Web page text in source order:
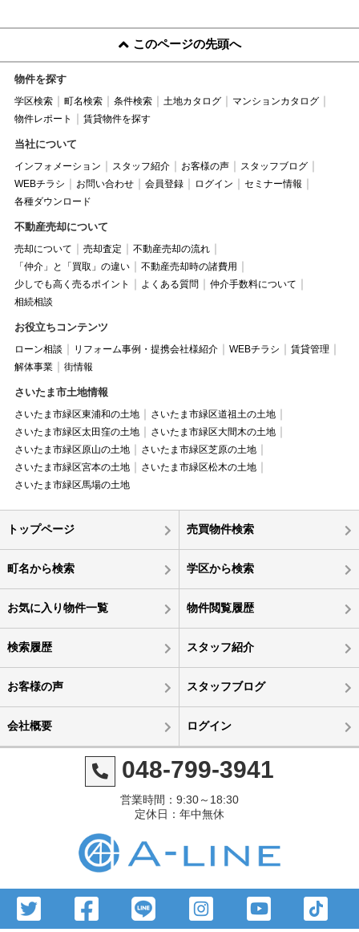
このページの先頭へ
物件を探す
学区検索 町名検索 条件検索 土地カタログ
マンションカタログ
物件レポート
賃貸物件を探す
当社について
インフォメーション スタッフ紹介 お客様の声
スタッフブログ
WEBチラシ
お問い合わせ 会員登録 ログイン
セミナー情報
各種ダウンロード
不動産売却について
売却について 売却査定
不動産売却の流れ
「仲介」と「買取」の違い
不動産売却時の諸費用
少しでも高く売るポイント
よくある質問
仲介手数料について
相続相談
お役立ちコンテンツ
ローン相談 リフォーム事例・提携会社様紹介 WEBチラシ
賃貸管理
解体事業
街情報
さいたま市土地情報
さいたま市緑区東浦和の土地
さいたま市緑区道祖土の土地
さいたま市緑区太田窪の土地
さいたま市緑区大間木の土地
さいたま市緑区原山の土地
さいたま市緑区芝原の土地
さいたま市緑区宮本の土地
さいたま市緑区松木の土地
さいたま市緑区馬場の土地
トップページ 売買物件検索
町名から検索 学区から検索
お気に入り物件一覧 物件閲覧履歴
検索履歴 スタッフ紹介
お客様の声 スタッフブログ
会社概要 ログイン
048-799-3941
営業時間：9:30～18:30
定休日：年中無休